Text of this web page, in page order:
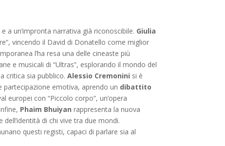
e a un’impronta narrativa già riconoscibile. Giulia
vincendo il David di Donatello come miglior
l’ha resa una delle cineaste più
e musicali di “Ultras”, esplorando il mondo del
critica sia pubblico.Alessio Cremonini si è
partecipazione emotiva, aprendo un dibattito
europei con “Piccolo corpo”, un’opera
Phaim Bhuiyan rappresenta la nuova
dell’identità di chi vive tra due mondi.
questi registi, capaci di parlare sia al